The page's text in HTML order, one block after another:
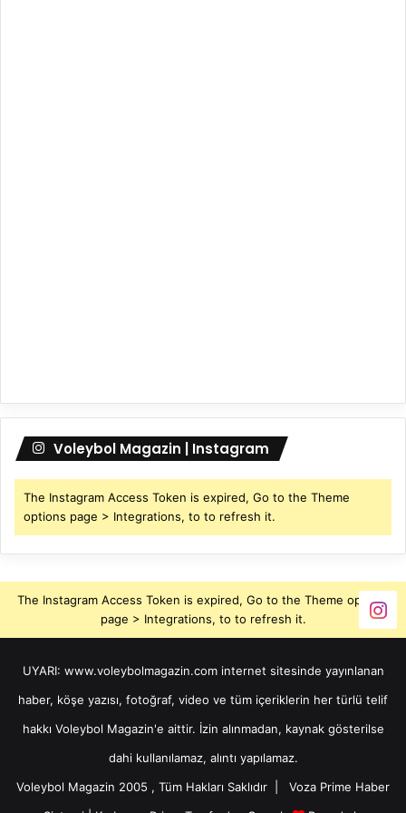
Voleybol Magazin | Instagram
The Instagram Access Token is expired, Go to the Theme
options page > Integrations, to to refresh it.
The Instagram Access Token is expired, Go to the Theme options
page > Integrations, to to refresh it.
UYARI: www.voleybolmagazin.com internet sitesinde yayınlanan
haber, köşe yazısı, fotoğraf, video ve tüm içeriklerin her türlü telif
hakkı Voleybol Magazin'e aittir. İzin alınmadan, kaynak gösterilse
dahi kullanılamaz, alıntı yapılamaz.
Voleybol Magazin 2005 , Tüm Hakları Saklıdır | Voza Prime Haber